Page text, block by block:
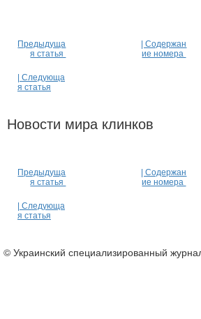
Предыдуща
я статья
| Содержан
ие номера
| Следующа
я статья
Новости мира клинков
Предыдуща
я статья
| Содержан
ие номера
| Следующа
я статья
© Украинский специализированный